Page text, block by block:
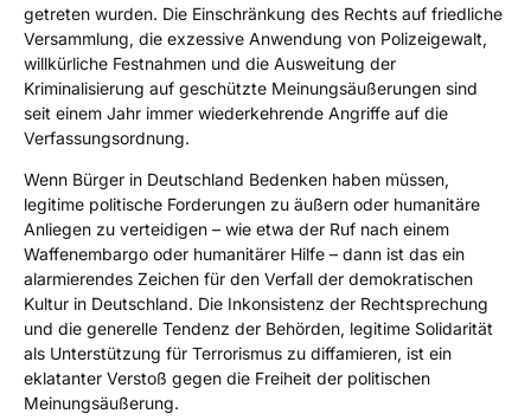
getreten wurden. Die Einschränkung des Rechts auf friedliche
Versammlung, die exzessive Anwendung von Polizeigewalt,
willkürliche Festnahmen und die Ausweitung der
Kriminalisierung auf geschützte Meinungsäußerungen sind
seit einem Jahr immer wiederkehrende Angriffe auf die
Verfassungsordnung.
Wenn Bürger in Deutschland Bedenken haben müssen,
legitime politische Forderungen zu äußern oder humanitäre
Anliegen zu verteidigen – wie etwa der Ruf nach einem
Waffenembargo oder humanitärer Hilfe – dann ist das ein
alarmierendes Zeichen für den Verfall der demokratischen
Kultur in Deutschland. Die Inkonsistenz der Rechtsprechung
und die generelle Tendenz der Behörden, legitime Solidarität
als Unterstützung für Terrorismus zu diffamieren, ist ein
eklatanter Verstoß gegen die Freiheit der politischen
Meinungsäußerung.